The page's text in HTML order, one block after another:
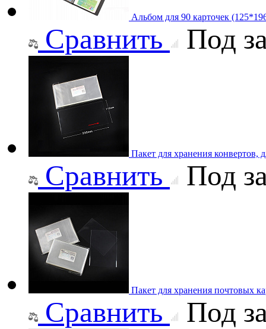
Альбом для 90 карточек
Сравнить Под
Пакет для хранения
Сравнить Под
Пакет для хранения почтовых
Сравнить Под